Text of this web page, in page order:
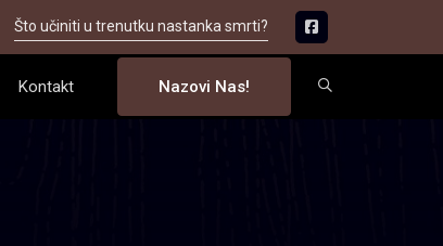
Što učiniti u trenutku nastanka smrti?
Kontakt Nazovi Nas!